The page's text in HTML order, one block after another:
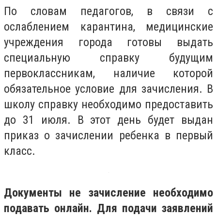
По словам педагогов, в связи с
ослаблением карантина, медицинские
учреждения города готовы выдать
специальную справку будущим
первоклассникам, наличие которой
обязательное условие для зачисления. В
школу справку необходимо предоставить
до 31 июля. В этот день будет выдан
приказ о зачислении ребенка в первый
класс.
Документы не зачисление необходимо
подавать онлайн. Для подачи заявлений